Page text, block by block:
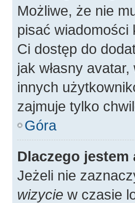
Możliwe, że nie
pisać
Ci dostęp do
jak własny
innych
zajmuje tylko
Góra
Dlaczego
Jeżeli nie
wizycie w czasie